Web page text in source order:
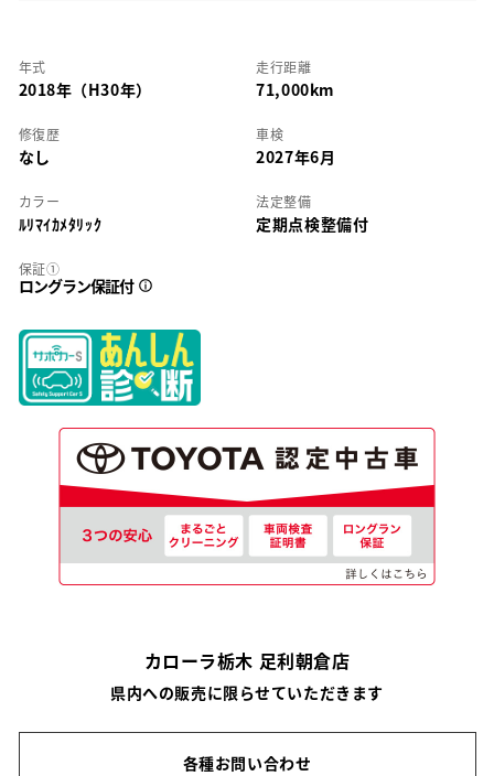
年式
2018年（H30年）
走行距離
71,000km
修復歴
なし
車検
2027年6月
カラー
ﾙﾘﾏｲｶﾒﾀﾘｯｸ
法定整備
定期点検整備付
保証①
ロングラン保証付
カローラ栃木 足利朝倉店
県内への販売に限らせていただきます
各種お問い合わせ